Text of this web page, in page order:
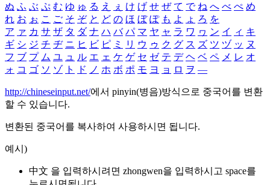
ぬ ふ ぶ ぷ む ゆ ゅ る え ぇ け げ せ ぜ て で ね へ べ ぺ め
れ お ぉ こ ご そ ぞ と ど の ほ ぼ ぽ も よ ょ ろ を
ア ァ カ サ ザ タ ダ ナ ハ バ パ マ ヤ ャ ラ ワ ヮ ン イ ィ キ
ギ シ ジ チ ヂ ニ ヒ ビ ピ ミ リ ウ ゥ ク グ ス ズ ツ ヅ ッ ヌ
フ ブ プ ム ユ ュ ル エ ェ ケ ゲ セ ゼ テ デ ヘ ベ ペ メ レ オ
ォ コ ゴ ソ ゾ ト ド ノ ホ ボ ポ モ ヨ ョ ロ ヲ ―
http://chineseinput.net/에서 pinyin(병음)방식으로 중국어를 변환
할 수 있습니다.
변환된 중국어를 복사하여 사용하시면 됩니다.
예시)
中文 을 입력하시려면 zhongwen을 입력하시고 space를